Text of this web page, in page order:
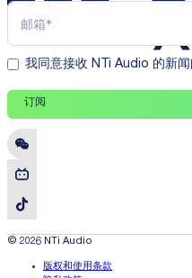
我同意接收 NTi Audio 的新闻
订阅
© 2026 NTi Audio
版权和使用条款